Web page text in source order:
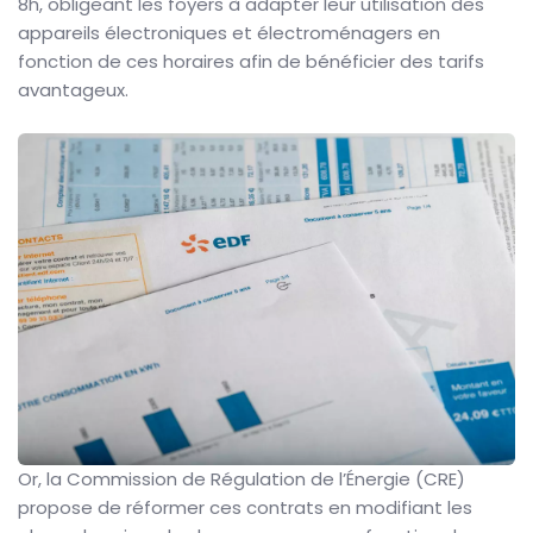
appareils électroniques et électroménagers en
fonction de ces horaires afin de bénéficier des tarifs
avantageux.
Or, la Commission de Régulation de l’Énergie (CRE)
propose de réformer ces contrats en modifiant les